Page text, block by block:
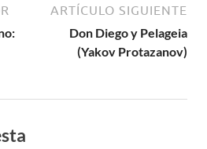
ARTÍCULO SIGUIENTE
Don Diego y Pelageia
(Yakov Protazanov)